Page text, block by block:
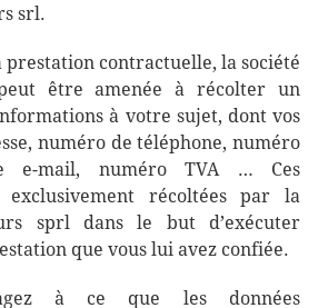
srl.
prestation contractuelle, la société
être amenée à récolter un
à votre sujet, dont vos
numéro de téléphone, numéro
e-mail, numéro TVA … Ces
exclusivement récoltées par la
sprl dans le but d’exécuter
que vous lui avez confiée.
à ce que les données